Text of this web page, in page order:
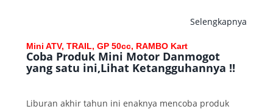
Selengkapnya
Mini ATV, TRAIL, GP 50cc, RAMBO Kart
Coba Produk Mini Motor Danmogot
yang satu ini,Lihat Ketangguhannya !!
Liburan akhir tahun ini enaknya mencoba produk